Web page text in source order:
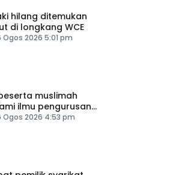
hilang ditemukan
di longkang WCE
Ogos 2026 5:01 pm
muslimah
ilmu pengurusan
Ogos 2026 4:53 pm